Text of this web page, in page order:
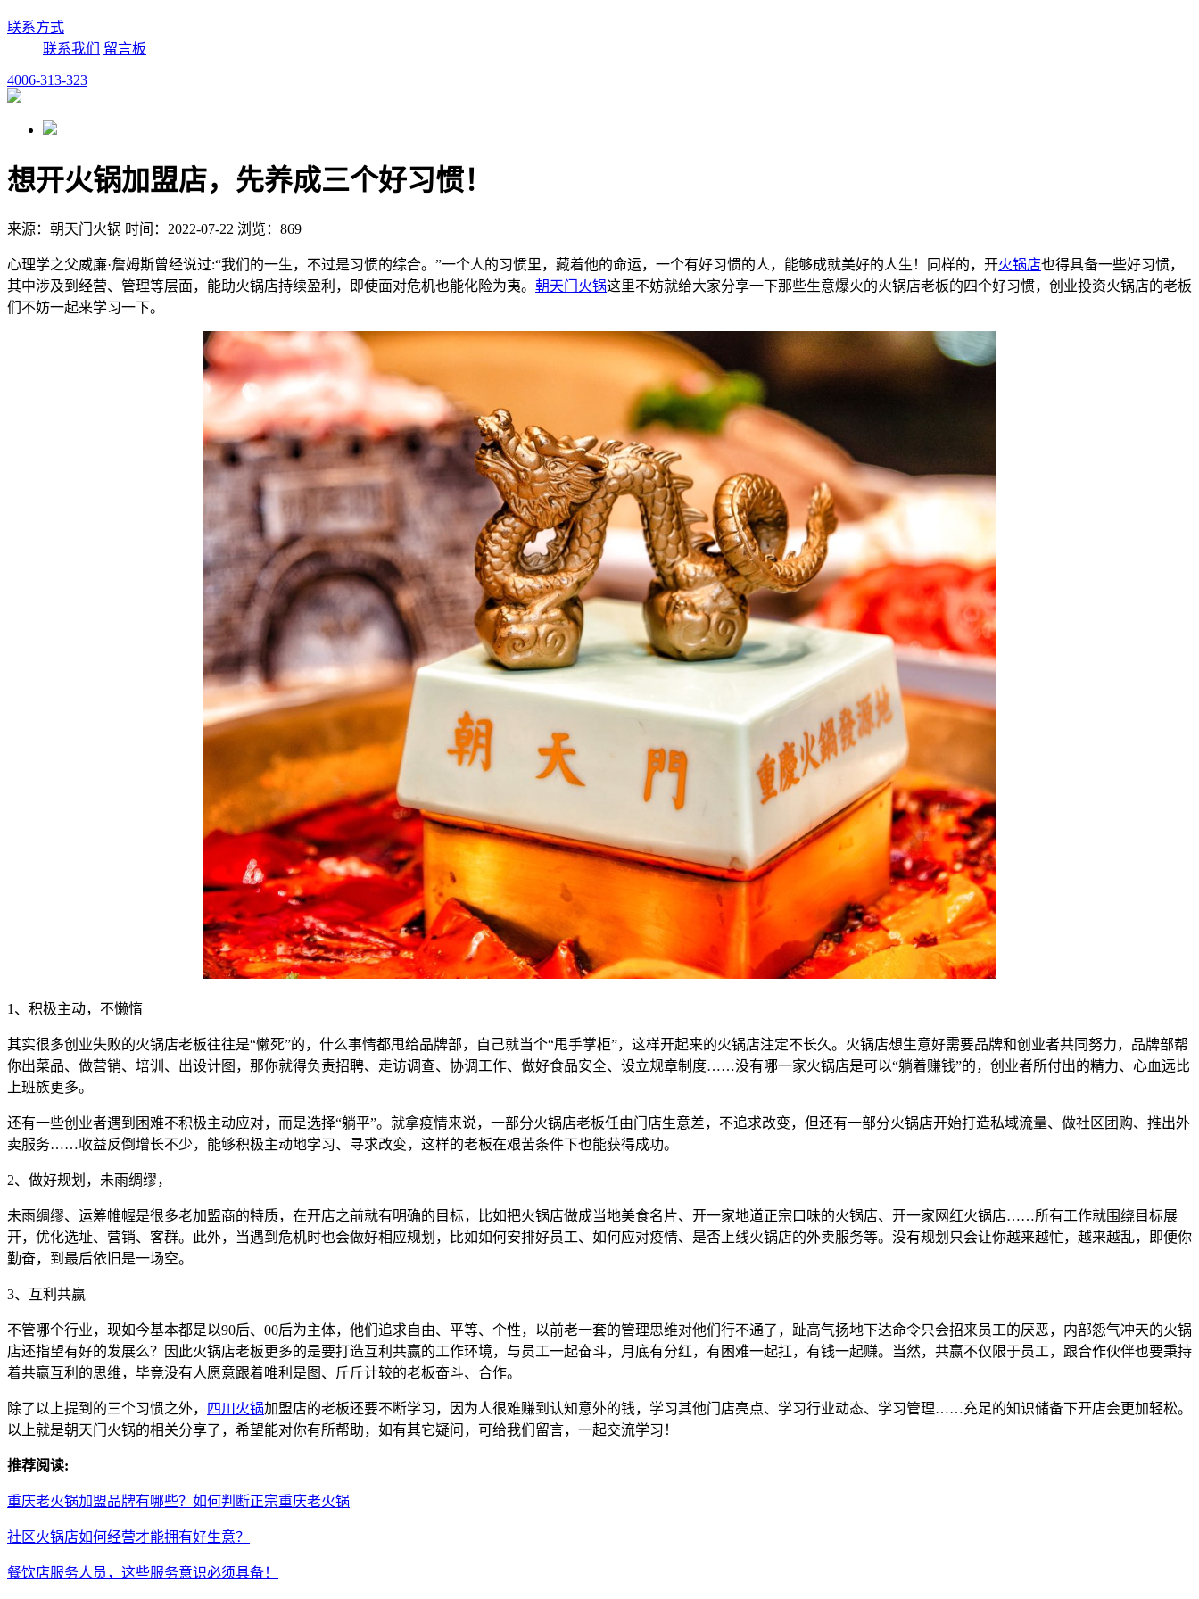
联系方式
联系我们
留言板
4006-313-323
想开火锅加盟店，先养成三个好习惯！
来源：朝天门火锅 时间：2022-07-22 浏览：869
心理学之父威廉·詹姆斯曾经说过:“我们的一生，不过是习惯的综合。”一个人的习惯里，藏着他的命运，一个有好习惯的人，能够成就美好的人生！同样的，开火锅店也得具备一些好习惯，
其中涉及到经营、管理等层面，能助火锅店持续盈利，即使面对危机也能化险为夷。 朝天门火锅这里不妨就给大家分享一下那些生意爆火的火锅店老板的四个好习惯，创业投资火锅店的老板
们不妨一起来学习一下。
1、积极主动，不懒惰
其实很多创业失败的火锅店老板往往是“懒死”的，什么事情都甩给品牌部，自己就当个“甩手掌柜”，这样开起来的火锅店注定不长久。火锅店想生意好需要品牌和创业者共同努力，品牌部帮
你出菜品、做营销、培训、出设计图，那你就得负责招聘、走访调查、协调工作、做好食品安全、设立规章制度……没有哪一家火锅店是可以“躺着赚钱”的，创业者所付出的精力、心血远比
上班族更多。
还有一些创业者遇到困难不积极主动应对，而是选择“躺平”。就拿疫情来说，一部分火锅店老板任由门店生意差，不追求改变，但还有一部分火锅店开始打造私域流量、做社区团购、推出外
卖服务……收益反倒增长不少，能够积极主动地学习、寻求改变，这样的老板在艰苦条件下也能获得成功。
2、做好规划，未雨绸缪，
未雨绸缪、运筹帷幄是很多老加盟商的特质，在开店之前就有明确的目标，比如把火锅店做成当地美食名片、开一家地道正宗口味的火锅店、开一家网红火锅店……所有工作就围绕目标展
开，优化选址、营销、客群。此外，当遇到危机时也会做好相应规划，比如如何安排好员工、如何应对疫情、是否上线火锅店的外卖服务等。没有规划只会让你越来越忙，越来越乱，即便你
勤奋，到最后依旧是一场空。
3、互利共赢
不管哪个行业，现如今基本都是以90后、00后为主体，他们追求自由、平等、个性，以前老一套的管理思维对他们行不通了，趾高气扬地下达命令只会招来员工的厌恶，内部怨气冲天的火锅
店还指望有好的发展么？因此火锅店老板更多的是要打造互利共赢的工作环境，与员工一起奋斗，月底有分红，有困难一起扛，有钱一起赚。当然，共赢不仅限于员工，跟合作伙伴也要秉持
着共赢互利的思维，毕竟没有人愿意跟着唯利是图、斤斤计较的老板奋斗、合作。
除了以上提到的三个习惯之外， 四川火锅加盟店的老板还要不断学习，因为人很难赚到认知意外的钱，学习其他门店亮点、学习行业动态、学习管理……充足的知识储备下开店会更加轻松。
以上就是朝天门火锅的相关分享了，希望能对你有所帮助，如有其它疑问，可给我们留言，一起交流学习！
推荐阅读:
重庆老火锅加盟品牌有哪些？如何判断正宗重庆老火锅
社区火锅店如何经营才能拥有好生意？
餐饮店服务人员，这些服务意识必须具备！